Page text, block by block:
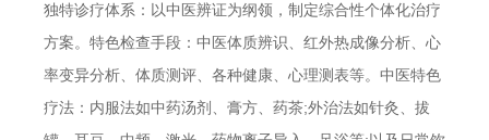
独特诊疗体系：以中医辨证为纲领，制定综合性个体化治疗
方案。特色检查手段：中医体质辨识、红外热成像分析、心
率变异分析、体质测评、各种健康、心理测表等。中医特色
疗法：内服法如中药汤剂、膏方、药茶;外治法如针灸、拔